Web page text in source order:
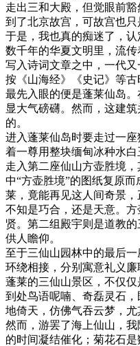
走出三和大殿，但觉眼前
到了北京故宫，可故宫也
于是，我也真的痴迷了，认
数千年的华夏文明里，流
写入诗词文章之中，一代
按《山海经》《史记》等
最先入眼的便是蓬莱仙岛
显大气磅礴。然而，这建
的。
进入蓬莱仙岛时要走过一
着一尊用整块缅甸冰种水
走入第二座仙山方壶胜境
中“方壶胜境”的图纸复原
莱，竟能再见这人间奇景，
不知是巧合，还是天意。
贤。第二组殿宇则是道教
供人瞻仰。
至于三仙山园林中的最后
环绕相接，分别寓意礼义廉
蓬莱的三仙山景区，不仅
到处鸟语呢喃、奇磊灵石
地倚天，仿佛气吞云梦，
然而，游罢了海上仙山，
的时间凝结催化；菊花石